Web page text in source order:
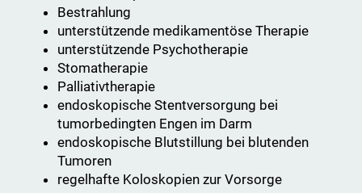
Bestrahlung
unterstützende medikamentöse Therapie
unterstützende Psychotherapie
Stomatherapie
Palliativtherapie
endoskopische Stentversorgung bei
tumorbedingten Engen im Darm
endoskopische Blutstillung bei blutenden
Tumoren
regelhafte Koloskopien zur Vorsorge